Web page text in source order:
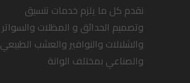
نقدم كل ما يلزم خدمات تنسيق
وتصميم الحدائق و المظلات والسواتر
والشلالات والنوافير والعشب الطبيعي
والصناعي بمختلف الوانة